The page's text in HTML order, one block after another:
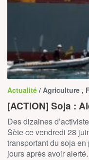
Actualité / Agriculture ,
[ACTION] Soja :
Des dizaines
Sète ce vendredi 28
transportant du soja
jours après avoir